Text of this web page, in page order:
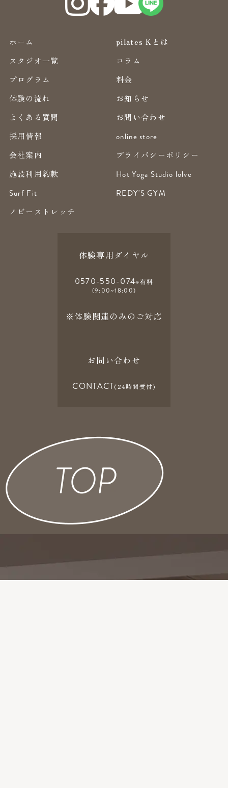
ホーム
pilates Kとは
スタジオ一覧
コラム
プログラム
料金
体験の流れ
お知らせ
よくある質問
お問い合わせ
採用情報
online store
会社案内
プライバシーポリシー
施設利用約款
Hot Yoga Studio lolve
Surf Fit
REDY'S GYM
ノビーストレッチ
体験専用ダイヤル
0570-550-074※有料
(9:00~18:00)
※体験関連のみのご対応
お問い合わせ
CONTACT(24時間受付)